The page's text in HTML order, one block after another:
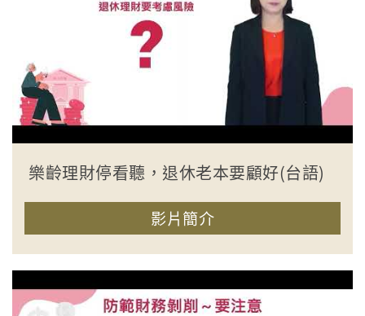
樂齡理財停看聽，退休老本要顧好(台語)
影片簡介
收合簡介